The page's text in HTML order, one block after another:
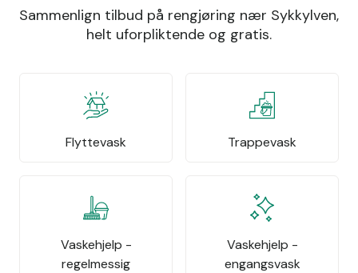
Sammenlign tilbud på rengjøring nær Sykkylven,
helt uforpliktende og gratis.
Flyttevask Trappevask
Vaskehjelp -
regelmessig
Vaskehjelp -
engangsvask